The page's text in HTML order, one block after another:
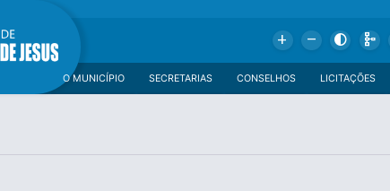
Add Remove Contrast Schema
LICITAÇÕES
CONSELHOS
SECRETARIAS
O MUNICÍPIO